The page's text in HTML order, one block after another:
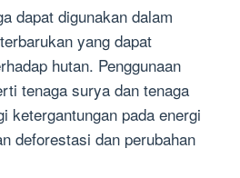
dapat digunakan dalam
yang dapat
hutan. Penggunaan
tenaga surya dan tenaga
ketergantungan pada energi
deforestasi dan perubahan